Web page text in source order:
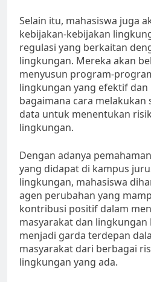
Selain itu, mahasiswa juga
kebijakan-kebijakan
regulasi yang berkaitan
lingkungan. Mereka akan
menyusun program-
lingkungan yang efektif
bagaimana cara melakukan
data untuk menentukan
lingkungan.
Dengan adanya
yang didapat di kampus
lingkungan, mahasiswa
agen perubahan yang
kontribusi positif dalam
masyarakat dan lingkungan
menjadi garda terdepan
masyarakat dari berbagai
lingkungan yang ada.